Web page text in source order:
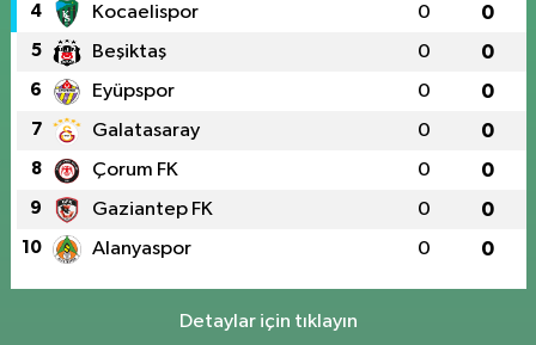
4 Kocaelispor 0 0
5 Beşiktaş 0 0
6 Eyüpspor 0 0
7 Galatasaray 0 0
8 Çorum FK 0 0
9 Gaziantep FK 0 0
10 Alanyaspor 0 0
Detaylar için tıklayın